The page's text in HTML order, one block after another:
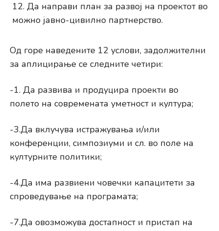
Да направи план за развој на проектот во
можно јавно-цивилно партнерство.
Од горе наведените 12 услови, задолжителни
за аплицирање се следните четири:
-1. Да развива и продуцира проекти во
полето на современата уметност и култура;
-3.Да вклучува истражувања и/или
конференции, симпозиуми и сл. во поле на
културните политики;
-4.Да има развиени човечки капацитети за
спроведување на програмата;
-7.Да овозможува достапност и пристап на